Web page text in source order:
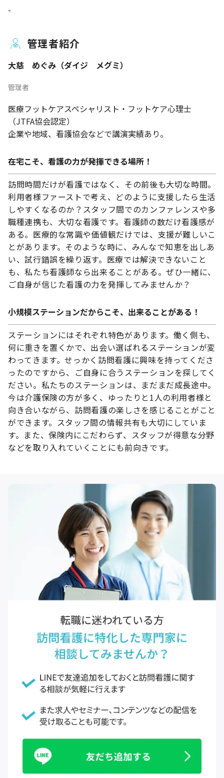
-
管理者紹介
大慈 めぐみ（ダイジ メグミ）
管理者
医療フットケアスペシャリスト・フットケア心理士
（JTFA協会認定）
企業や地域、看護協会などで講演実績あり。
在宅こそ、看護の力が発揮できる場所！
訪問時間だけが看護ではなく、その前後も大切な時間。
利用者様ファーストで考え、どのように支援したら生活
しやすくなるのか？スタッフ間でのカンファレンスや多
職種連携も、大切な看護です。看護師の数だけ看護感が
ある。医療的な常識や価値観だけでは、支援が難しいこ
とがあります。そのような時に、みんなで知恵を出しあ
い、試行錯誤を繰り返す。医療では解決できないこと
も、私たち看護師なら出来ることがある。ぜひ一緒に、
ご自身が信じた看護の力を発揮してみませんか？
小規模ステーションだからこそ、出来ることがある！
ステーションにはそれぞれ特色があります。働く側も、
何に重きを置くかで、出会い選ばれるステーションが変
わってきます。せっかく訪問看護に興味を持ってくださ
ったのですから、ご自身に合うステーションを探してく
ださい。私たちのステーションは、まだまだ成長途中。
今は介護保険の方が多く、ゆったりと1人の利用者様と
向き合いながら、訪問看護の楽しさを感じることがこと
ができます。スタッフ間の情報共有も大切にしていま
す。また、保険内にこだわらず、スタッフが得意な分野
などを取り入れていくことにも前向きです。